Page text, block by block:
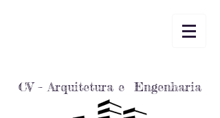
CV – Arquitetura e Engenharia